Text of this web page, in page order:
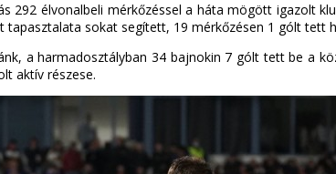
292 élvonalbeli mérkőzéssel a háta mögött igazolt
sokat segített, 19 mérkőzésen 1 gólt tett
a harmadosztályban 34 bajnokin 7 gólt tett be a
aktív részese.